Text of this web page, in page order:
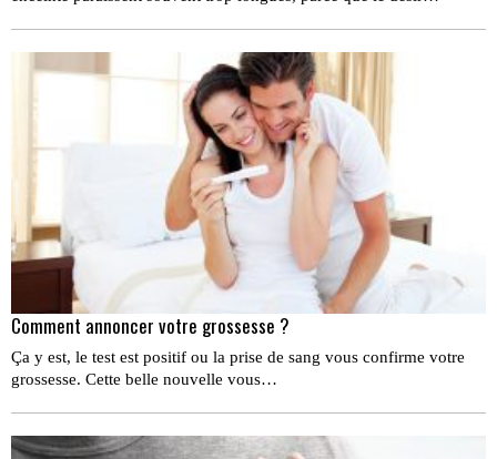
Comment annoncer votre grossesse ?
Ça y est, le test est positif ou la prise de sang vous confirme votre
grossesse. Cette belle nouvelle vous…